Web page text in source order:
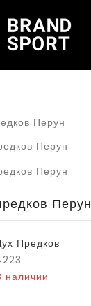
Перун
Предков
наличии